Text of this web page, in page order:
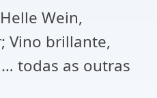
Wein,
Vino brillante,
todas as outras